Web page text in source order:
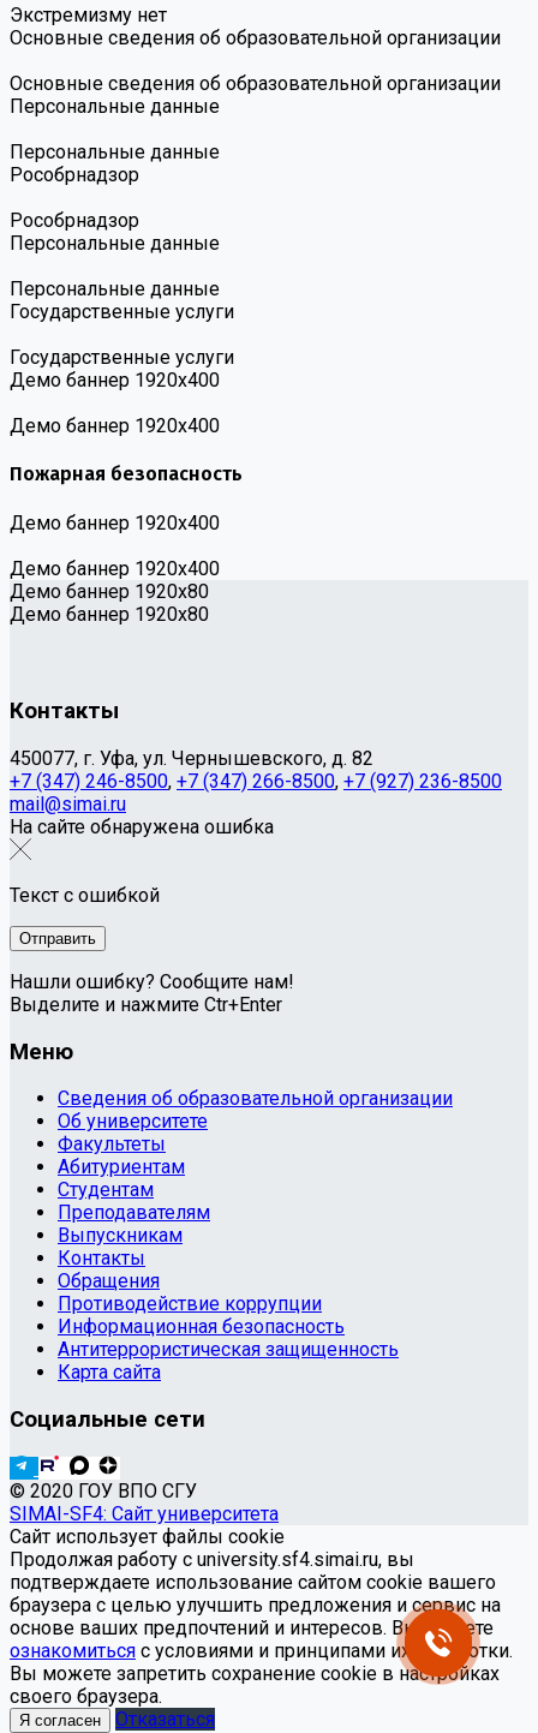
Экстремизму нет
Основные сведения об образовательной организации
Основные сведения об образовательной организации
Персональные данные
Персональные данные
Роcобрнадзор
Роcобрнадзор
Персональные данные
Персональные данные
Государственные услуги
Государственные услуги
Демо баннер 1920х400
Демо баннер 1920х400
Пожарная безопасность
Демо баннер 1920х400
Демо баннер 1920х400
Демо баннер 1920x80
Демо баннер 1920x80
Контакты
450077, г. Уфа, ул. Чернышевского, д. 82
+7 (347) 246-8500, +7 (347) 266-8500, +7 (927) 236-8500
mail@simai.ru
На сайте обнаружена ошибка
Текст с ошибкой
Нашли ошибку? Сообщите нам!
Выделите и нажмите Ctr+Enter
Меню
Сведения об образовательной организации
Об университете
Факультеты
Абитуриентам
Студентам
Преподавателям
Выпускникам
Контакты
Обращения
Противодействие коррупции
Информационная безопасность
Антитеррористическая защищенность
Карта сайта
Социальные сети
© 2020 ГОУ ВПО СГУ
SIMAI-SF4: Сайт университета
Сайт использует файлы cookie
Продолжая работу с university.sf4.simai.ru, вы
подтверждаете использование сайтом cookie вашего
браузера с целью улучшить предложения и сервис на
основе ваших предпочтений и интересов. Вы можете
ознакомиться с условиями и принципами их обработки.
Вы можете запретить сохранение cookie в настройках
своего браузера.
Я согласен Отказаться